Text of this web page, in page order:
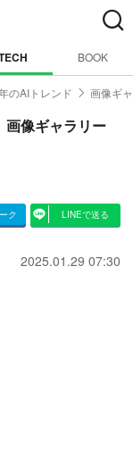
BOOK
のAIトレンド 画像ギ
像ギャラリー
ク LINEで送る
2025.01.29 07:30